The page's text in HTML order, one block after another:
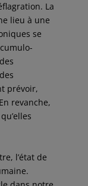
La
lieu à une
se
prévoir,
revanche,
l’état de